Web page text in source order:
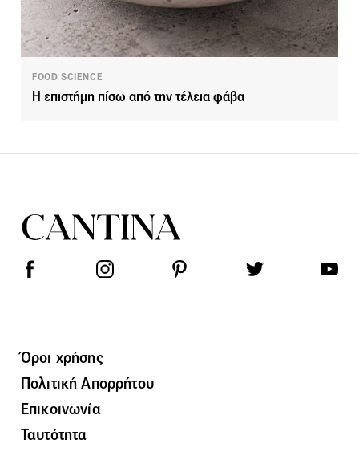
FOOD SCIENCE
Η επιστήμη πίσω από την τέλεια φάβα
Όροι χρήσης
Πολιτική Απορρήτου
Επικοινωνία
Ταυτότητα